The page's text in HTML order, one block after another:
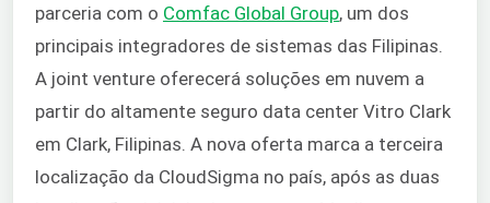
parceria com o Comfac Global Group, um dos
principais integradores de sistemas das Filipinas.
A joint venture oferecerá soluções em nuvem a
partir do altamente seguro data center Vitro Clark
em Clark, Filipinas. A nova oferta marca a terceira
localização da CloudSigma no país, após as duas